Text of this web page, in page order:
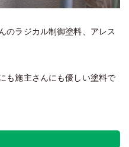
のラジカル制御塗料、アレス
も施主さんにも優しい塗料で